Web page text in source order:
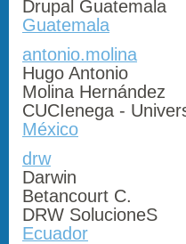
Drupal Guatemala
Guatemala
antonio.molina
Hugo Antonio
Molina Hernández
CUCIenega -
México
drw
Darwin
Betancourt C.
DRW SolucioneS
Ecuador